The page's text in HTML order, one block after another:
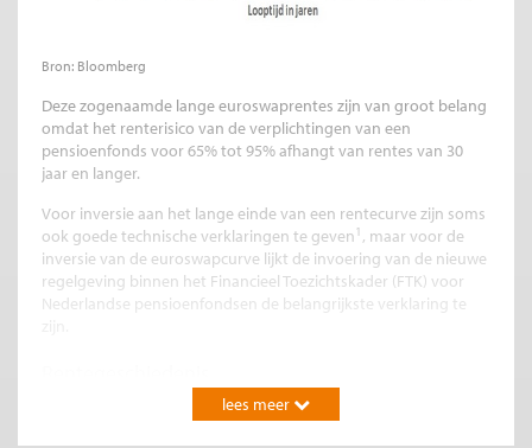
Bron: Bloomberg
Deze zogenaamde lange euroswaprentes zijn van groot belang
omdat het renterisico van de verplichtingen van een
pensioenfonds voor 65% tot 95% afhangt van rentes van 30
jaar en langer.
Voor inversie aan het lange einde van een rentecurve zijn soms
ook goede technische verklaringen te geven 1 , maar voor de
inversie van de euroswapcurve lijkt de invoering van de nieuwe
regelgeving binnen het Financieel Toezichtskader (FTK) voor
Nederlandse pensioenfondsen de belangrijkste verklaring te
Eind 1999, toen de euroswapmarkt de DM-swapmarkt had
vervangen als de meest liquide rentemarkt in Europa, was er
lees meer